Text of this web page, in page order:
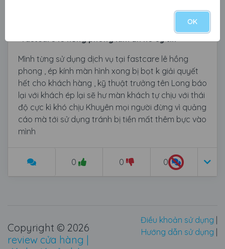
"fastcare lê hồng phong làm ăn ko uy tín"
Mình từng sử dụng dịch vụ tại fastcare lê hồng
phong , ép kính màn hình xong bị bọt k giải quyết
hết cho khách hàng , kỹ thuật trưởng tên Long báo
lại với khách ép lại sẽ hư màn khách tự chịu với thái
độ cực kì khó chịu Khuyên mọi người đừng vì quảng
cáo mà tới sử dụng tránh bị tiền mất thêm bực vào
mình
0 0 0
Copyright © 2026
review cửa hàng |
Điều khoản sử dụng
Hướng dẫn sử dụng
OK